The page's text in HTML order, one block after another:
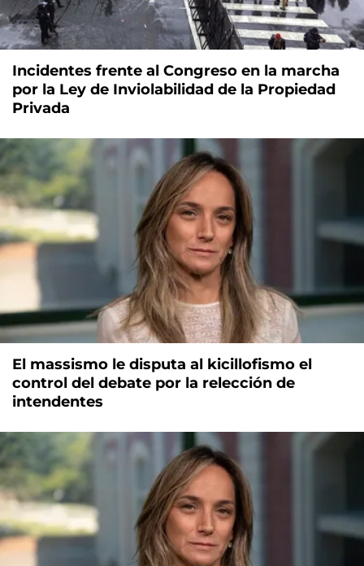
Incidentes frente al Congreso en la marcha
por la Ley de Inviolabilidad de la Propiedad
Privada
El massismo le disputa al kicillofismo el
control del debate por la relección de
intendentes